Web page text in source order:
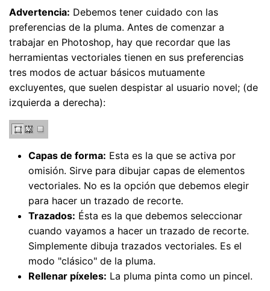
Advertencia: Debemos tener cuidado con las
preferencias de la pluma. Antes de comenzar a
trabajar en Photoshop, hay que recordar que las
herramientas vectoriales tienen en sus preferencias
tres modos de actuar básicos mutuamente
excluyentes, que suelen despistar al usuario novel; (de
izquierda a derecha):
Capas de forma: Esta es la que se activa por
omisión. Sirve para dibujar capas de elementos
vectoriales. No es la opción que debemos elegir
para hacer un trazado de recorte.
Trazados: Ésta es la que debemos seleccionar
cuando vayamos a hacer un trazado de recorte.
Simplemente dibuja trazados vectoriales. Es el
modo "clásico" de la pluma.
Rellenar píxeles: La pluma pinta como un pincel.